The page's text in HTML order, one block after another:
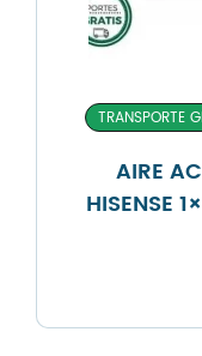
TRANSPORTE
AIRE
HISENSE